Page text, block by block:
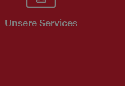
Unsere Services